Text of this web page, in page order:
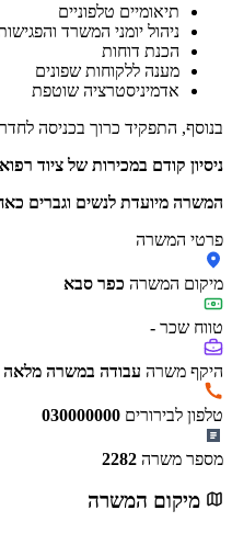
תיאומיים טלפוניים
ניהול יומני המשרד
הכנת דוחות
מענה ללקוחות שפונים
אדמיניסטרציה שוטפת
בנוסף, התפקיד כרוך בכניסה
ניסיון קודם במכירות של ציוד
המשרה מיועדת לנשים וגברים
פרטי המשרה
מיקום המשרה כפר סבא
טווח שכר -
היקף משרה עבודה במשרה מלאה
טלפון לבירורים 030000000
מספר משרה 2282
מיקום המשרה